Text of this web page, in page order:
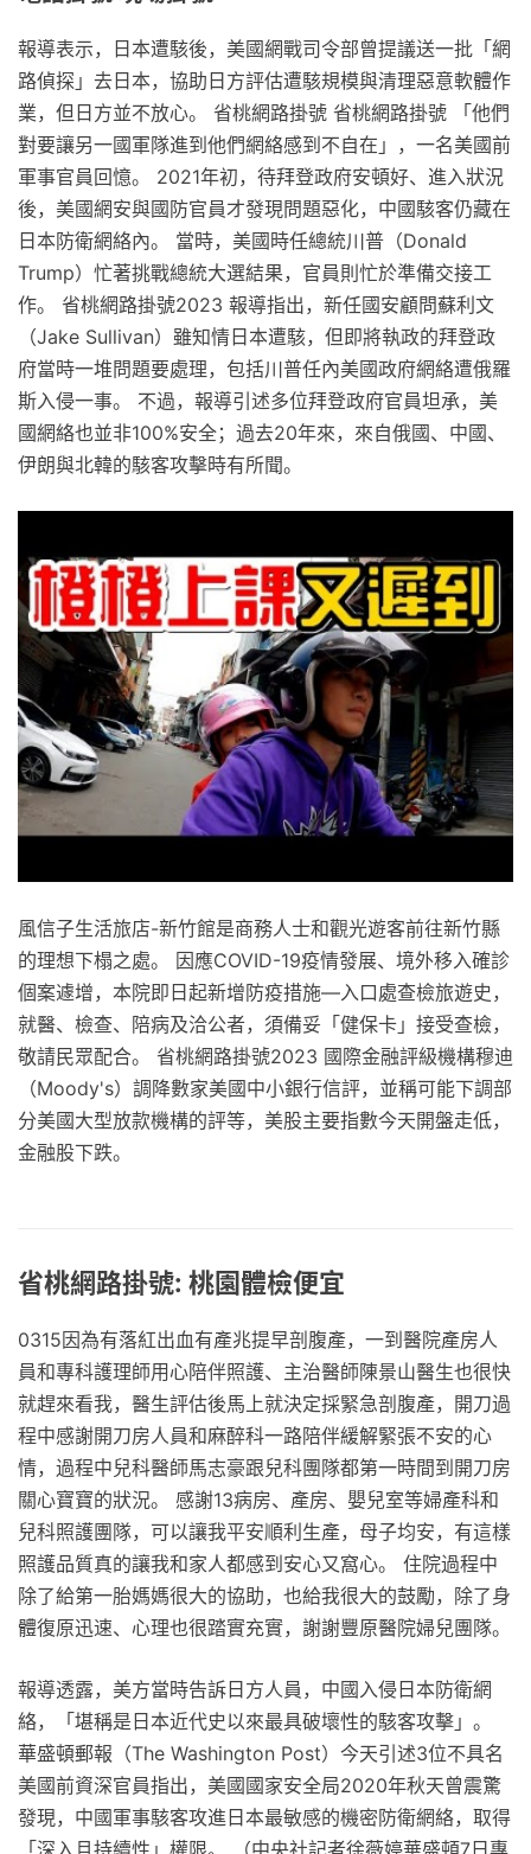
報導表示，日本遭駭後，美國網戰司令部曾提議送一批「網
路偵探」去日本，協助日方評估遭駭規模與清理惡意軟體作
業，但日方並不放心。 省桃網路掛號 省桃網路掛號 「他們
對要讓另一國軍隊進到他們網絡感到不自在」，一名美國前
軍事官員回憶。 2021年初，待拜登政府安頓好、進入狀況
後，美國網安與國防官員才發現問題惡化，中國駭客仍藏在
日本防衛網絡內。 當時，美國時任總統川普（Donald
Trump）忙著挑戰總統大選結果，官員則忙於準備交接工
作。 省桃網路掛號2023 報導指出，新任國安顧問蘇利文
（Jake Sullivan）雖知情日本遭駭，但即將執政的拜登政
府當時一堆問題要處理，包括川普任內美國政府網絡遭俄羅
斯入侵一事。 不過，報導引述多位拜登政府官員坦承，美
國網絡也並非100%安全；過去20年來，來自俄國、中國、
伊朗與北韓的駭客攻擊時有所聞。
風信子生活旅店-新竹館是商務人士和觀光遊客前往新竹縣
的理想下榻之處。 因應COVID-19疫情發展、境外移入確診
個案遽增，本院即日起新增防疫措施—入口處查檢旅遊史，
就醫、檢查、陪病及洽公者，須備妥「健保卡」接受查檢，
敬請民眾配合。 省桃網路掛號2023 國際金融評級機構穆迪
（Moody's）調降數家美國中小銀行信評，並稱可能下調部
分美國大型放款機構的評等，美股主要指數今天開盤走低，
金融股下跌。
省桃網路掛號: 桃園體檢便宜
0315因為有落紅出血有產兆提早剖腹產，一到醫院產房人
員和專科護理師用心陪伴照護、主治醫師陳景山醫生也很快
就趕來看我，醫生評估後馬上就決定採緊急剖腹產，開刀過
程中感謝開刀房人員和麻醉科一路陪伴緩解緊張不安的心
情，過程中兒科醫師馬志豪跟兒科團隊都第一時間到開刀房
關心寶寶的狀況。 感謝13病房、產房、嬰兒室等婦產科和
兒科照護團隊，可以讓我平安順利生產，母子均安，有這樣
照護品質真的讓我和家人都感到安心又窩心。 住院過程中
除了給第一胎媽媽很大的協助，也給我很大的鼓勵，除了身
體復原迅速、心理也很踏實充實，謝謝豐原醫院婦兒團隊。
報導透露，美方當時告訴日方人員，中國入侵日本防衛網
絡，「堪稱是日本近代史以來最具破壞性的駭客攻擊」。
華盛頓郵報（The Washington Post）今天引述3位不具名
美國前資深官員指出，美國國家安全局2020年秋天曾震驚
發現，中國軍事駭客攻進日本最敏感的機密防衛網絡，取得
「深入且持續性」權限。 （中央社記者徐薇婷華盛頓7日專